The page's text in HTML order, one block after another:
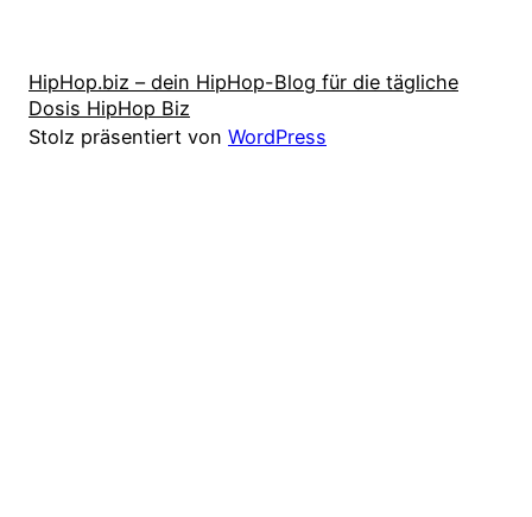
HipHop.biz – dein HipHop-Blog für die tägliche
Dosis HipHop Biz
Stolz präsentiert von WordPress